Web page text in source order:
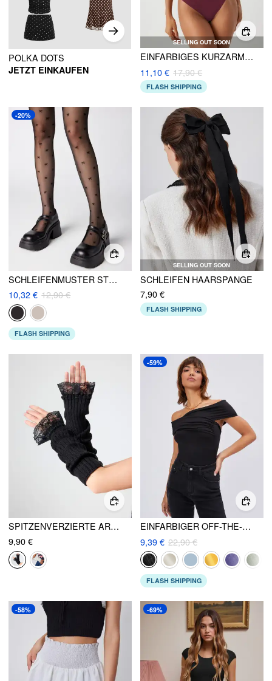
POLKA DOTS
JETZT EINKAUFEN
SELLING OUT SOON
EINFARBIGES KURZARM-BODYSUIT MIT QUADRATISCHEM HALSAUSSCHNITT
11,10 € 17,90 €
FLASH SHIPPING
-20%
SCHLEIFENMUSTER STRUMPFHOSEN
10,32 € 12,90 €
FLASH SHIPPING
SELLING OUT SOON
SCHLEIFEN HAARSPANGE
7,90 €
FLASH SHIPPING
SPITZENVERZIERTE ARMSCHONER
9,90 €
-59%
EINFARBIGER OFF-THE-SHOULDER-BODYSUIT
9,39 € 22,90 €
FLASH SHIPPING
-58% -69%